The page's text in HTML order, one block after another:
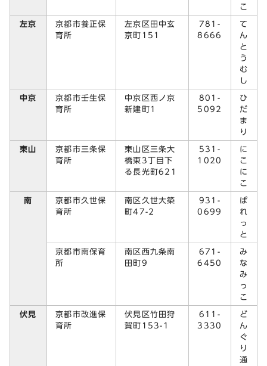
こ
左京
京都市養正保
育所
左京区田中玄
京町151
781-
8666
て
ん
と
う
む
し
中京
京都市壬生保
育所
中京区西ノ京
新建町1
801-
5092
ひ
だ
ま
り
東山
京都市三条保
育所
東山区三条大
橋東3丁目下
る長光町621
531-
1020
に
こ
に
こ
南
京都市久世保
育所
南区久世大築
町47-2
931-
0699
ぱ
れ
っ
と
京都市南保育
所
南区西九条南
田町9
671-
6450
み
な
み
っ
こ
伏見
京都市改進保
育所
伏見区竹田狩
賀町153-1
611-
3330
ど
ん
ぐ
り
通